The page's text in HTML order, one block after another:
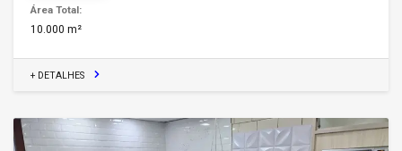
Área Total:
10.000 m²
+ DETALHES